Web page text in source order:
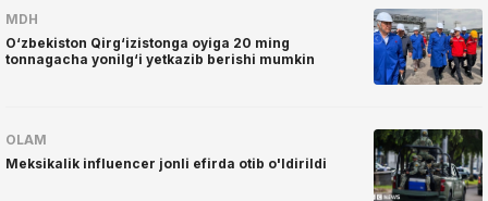
MDH
O‘zbekiston Qirg‘izistonga oyiga 20 ming
tonnagacha yonilg‘i yetkazib berishi mumkin
OLAM
Meksikalik influencer jonli efirda otib o'ldirildi